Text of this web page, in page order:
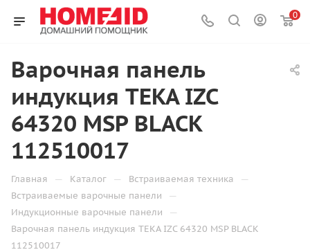
0
Варочная панель
индукция TEKA IZC
64320 MSP BLACK
112510017
Главная — Каталог — Встраиваемая техника —
Встраиваемые варочные панели —
Индукционные варочные панели —
Варочная панель индукция TEKA IZC 64320 MSP BLACK
112510017